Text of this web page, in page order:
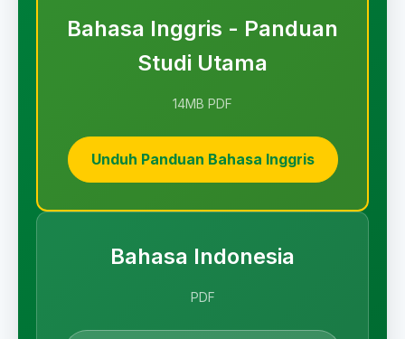
Bahasa Inggris - Panduan
Studi Utama
14MB PDF
Unduh Panduan Bahasa Inggris
Bahasa Indonesia
PDF